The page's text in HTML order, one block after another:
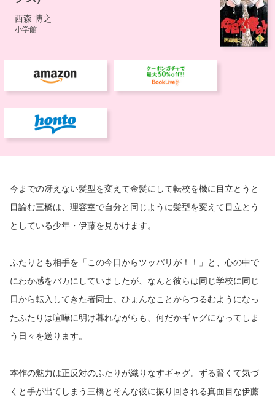
今までの冴えない髪型を変えて金髪にして転校を機に目立とうと
目論む三橋は、理容室で自分と同じように髪型を変えて目立とう
としている少年・伊藤を見かけます。
ふたりとも相手を「この今日からツッパリが！！」と、心の中で
にわか感をバカにしていましたが、なんと彼らは同じ学校に同じ
日から転入してきた者同士。ひょんなことからつるむようになっ
たふたりは喧嘩に明け暮れながらも、何だかギャグになってしま
う日々を送ります。
本作の魅力は正反対のふたりが織りなすギャグ。ずる賢くて気づ
くと手が出てしまう三橋とそんな彼に振り回される真面目な伊藤